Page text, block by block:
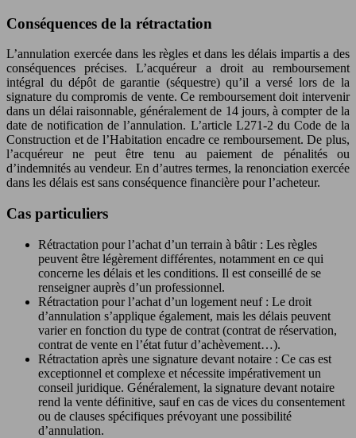
Conséquences de la rétractation
L’annulation exercée dans les règles et dans les délais impartis a des
conséquences précises. L’acquéreur a droit au remboursement
intégral du dépôt de garantie (séquestre) qu’il a versé lors de la
signature du compromis de vente. Ce remboursement doit intervenir
dans un délai raisonnable, généralement de 14 jours, à compter de la
date de notification de l’annulation. L’article L271-2 du Code de la
Construction et de l’Habitation encadre ce remboursement. De plus,
l’acquéreur ne peut être tenu au paiement de pénalités ou
d’indemnités au vendeur. En d’autres termes, la renonciation exercée
dans les délais est sans conséquence financière pour l’acheteur.
Cas particuliers
Rétractation pour l’achat d’un terrain à bâtir : Les règles
peuvent être légèrement différentes, notamment en ce qui
concerne les délais et les conditions. Il est conseillé de se
renseigner auprès d’un professionnel.
Rétractation pour l’achat d’un logement neuf : Le droit
d’annulation s’applique également, mais les délais peuvent
varier en fonction du type de contrat (contrat de réservation,
contrat de vente en l’état futur d’achèvement…).
Rétractation après une signature devant notaire : Ce cas est
exceptionnel et complexe et nécessite impérativement un
conseil juridique. Généralement, la signature devant notaire
rend la vente définitive, sauf en cas de vices du consentement
ou de clauses spécifiques prévoyant une possibilité
d’annulation.